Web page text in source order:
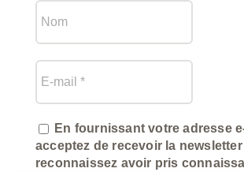
En fournissant votre adresse
acceptez de recevoir la
reconnaissez avoir pris